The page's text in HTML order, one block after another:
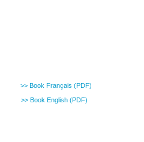
>> Book Français (PDF)
>> Book English (PDF)